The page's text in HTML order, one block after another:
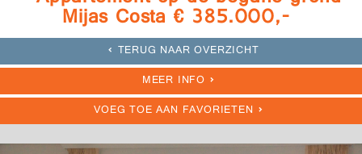
Mijas Costa € 385.000,-
TERUG NAAR OVERZICHT
MEER INFO
VOEG TOE AAN FAVORIETEN